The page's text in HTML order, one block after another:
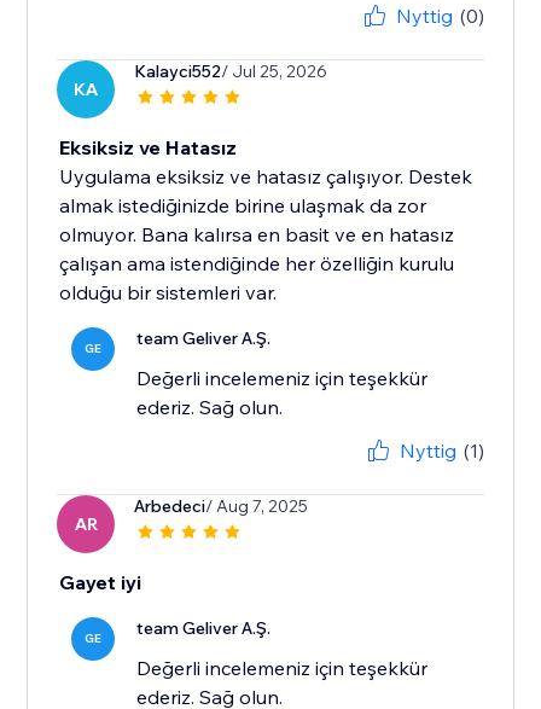
Nyttig (0)
KA
Kalayci552/ Jul 25, 2026
Eksiksiz ve Hatasız
Uygulama eksiksiz ve hatasız çalışıyor. Destek
almak istediğinizde birine ulaşmak da zor
olmuyor. Bana kalırsa en basit ve en hatasız
çalışan ama istendiğinde her özelliğin kurulu
olduğu bir sistemleri var.
GE team Geliver A.Ş.
Değerli incelemeniz için teşekkür
ederiz. Sağ olun.
Nyttig (1)
AR
Arbedeci/ Aug 7, 2025
Gayet iyi
GE team Geliver A.Ş.
Değerli incelemeniz için teşekkür
ederiz. Sağ olun.